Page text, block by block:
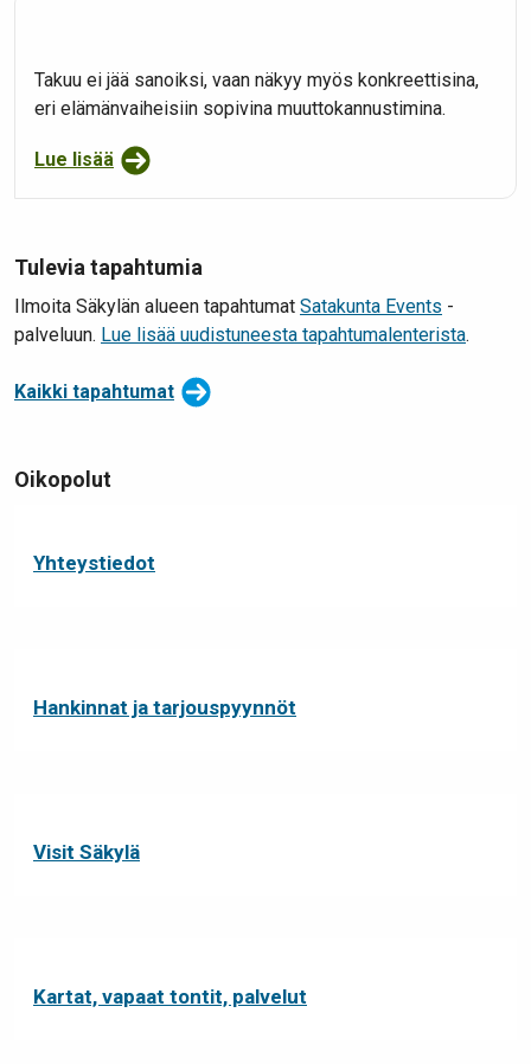
Takuu ei jää sanoiksi, vaan näkyy myös konkreettisina,
eri elämänvaiheisiin sopivina muuttokannustimina.
Lue lisää
Tulevia tapahtumia
Ilmoita Säkylän alueen tapahtumat Satakunta Events -
palveluun. Lue lisää uudistuneesta tapahtumalenterista.
Kaikki tapahtumat
Oikopolut
Yhteystiedot
Hankinnat ja tarjouspyynnöt
Visit Säkylä
Kartat, vapaat tontit, palvelut